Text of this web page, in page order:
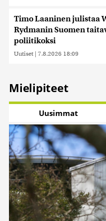
Timo Laaninen julistaa
Rydmanin Suomen
poliitikoksi
Uutiset | 7.8.2026 18:09
Mielipiteet
Uusimmat